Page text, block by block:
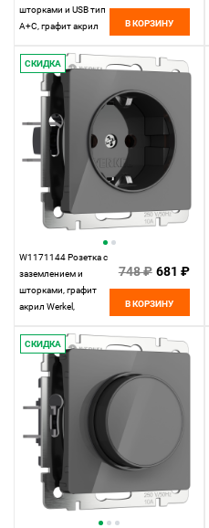
шторками и USB тип
A+C, графит акрил
4690389197536
В КОРЗИНУ
СКИДКА
W1171144 Розетка с
заземлением и
шторками, графит
акрил Werkel,
748 ₽ 681 ₽
В КОРЗИНУ
СКИДКА